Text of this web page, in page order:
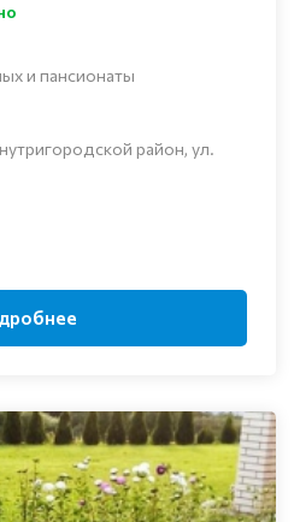
и пансионаты
район, ул.